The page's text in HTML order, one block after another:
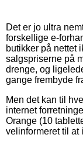
Det er jo ultra
forskellige e-
butikker på nettet
salgspriserne på
drenge, og
gange frembyde
Men det kan til
internet
Orange (10
velinformeret til at